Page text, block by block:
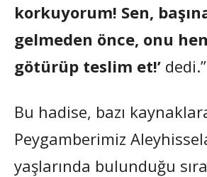
korkuyorum! Sen,
gelmeden önce, onu
götürüp teslim et!’ dedi.”
Bu hadise, bazı
Peygamberimiz
yaşlarında bulunduğu